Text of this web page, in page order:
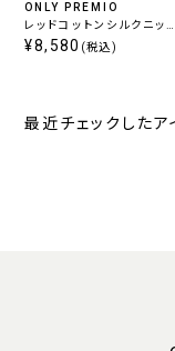
ONLY PREMIO
レッドコットンシルクニット
タイ
¥8,580 (税込)
最近チェックしたア